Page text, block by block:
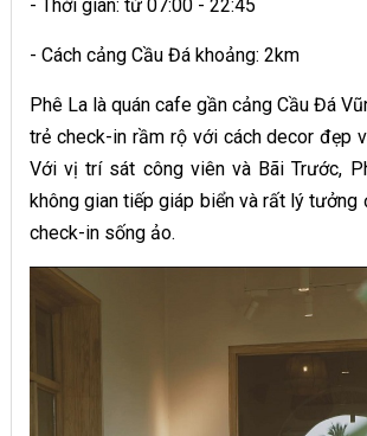
- Thời gian: từ 07:00 - 22:45
- Cách cảng Cầu Đá khoảng: 2km
Phê La là quán cafe gần cảng Cầu Đá
trẻ check-in rầm rộ với cách decor đẹp
Với vị trí sát công viên và Bãi Trước,
không gian tiếp giáp biển và rất lý tưởng
check-in sống ảo.